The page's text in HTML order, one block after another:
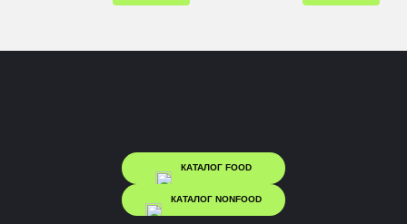
КАТАЛОГ FOOD
КАТАЛОГ NONFOOD